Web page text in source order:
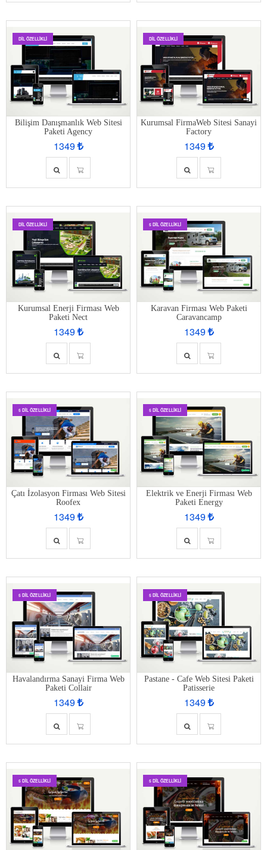
DIL ÖZELLIKLI
Bilişim Danışmanlık Web Sitesi
Paketi Agency
1349
DIL ÖZELLIKLI
Kurumsal FirmaWeb Sitesi Sanayi
Factory
1349
DIL ÖZELLIKLI
Kurumsal Enerji Firması Web
Paketi Nect
1349
5 DIL ÖZELLIKLI
Karavan Firması Web Paketi
Caravancamp
1349
5 DIL ÖZELLIKLI
Çatı İzolasyon Firması Web Sitesi
Roofex
1349
5 DIL ÖZELLIKLI
Elektrik ve Enerji Firması Web
Paketi Energy
1349
5 DIL ÖZELLIKLI
Havalandırma Sanayi Firma Web
Paketi Collair
1349
5 DIL ÖZELLIKLI
Pastane - Cafe Web Sitesi Paketi
Patisserie
1349
5 DIL ÖZELLIKLI 5 DIL ÖZELLIKLI